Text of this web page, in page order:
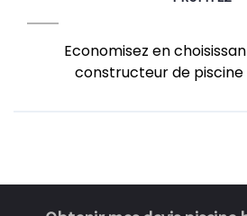
Economisez en
constructeur de piscine